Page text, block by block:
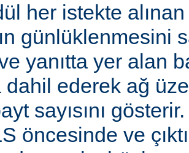
her istekte
günlüklenmesini
yanıtta yer alan
dahil ederek ağ
sayısını
öncesinde ve